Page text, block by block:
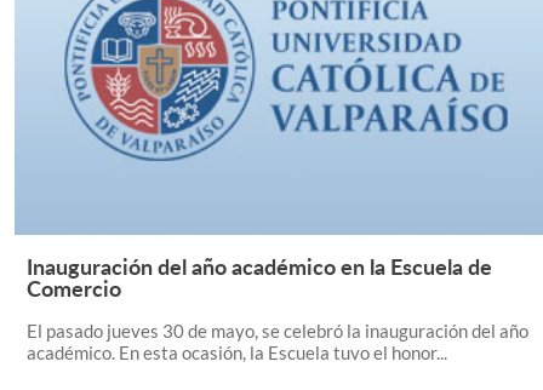
Leer Más +
Inauguración del año académico en la Escuela de
Comercio
El pasado jueves 30 de mayo, se celebró la inauguración del año
académico. En esta ocasión, la Escuela tuvo el honor...